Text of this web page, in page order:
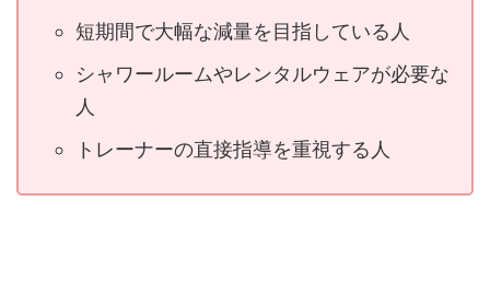
短期間で大幅な減量を目指している人
シャワールームやレンタルウェアが必要な
人
トレーナーの直接指導を重視する人